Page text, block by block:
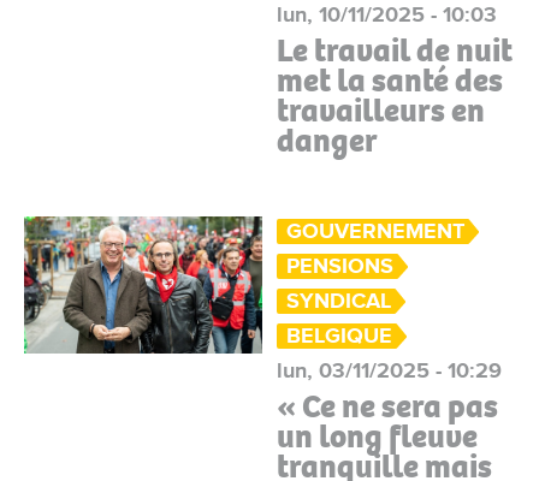
lun, 10/11/2025 - 10:03
Le travail de nuit
met la santé des
travailleurs en
danger
GOUVERNEMENT
PENSIONS
SYNDICAL
BELGIQUE
lun, 03/11/2025 - 10:29
« Ce ne sera pas
un long fleuve
tranquille mais